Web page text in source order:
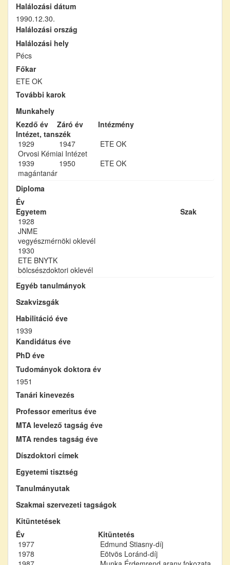
Halálozási dátum
1990.12.30.
Halálozási ország
Halálozási hely
Pécs
Főkar
ETE OK
További karok
Munkahely
Kezdő év
Záró év
Intézmény
Intézet, tanszék
1929
1947
ETE OK
Orvosi Kémiai Intézet
1939
1950
ETE OK
magántanár
Diploma
Év
Egyetem
Szak
1928
JNME
vegyészmérnöki oklevél
1930
ETE BNYTK
bölcsészdoktori oklevél
Egyéb tanulmányok
Szakvizsgák
Habilitáció éve
1939
Kandidátus éve
PhD éve
Tudományok doktora év
1951
Tanári kinevezés
Professor emeritus éve
MTA levelező tagság éve
MTA rendes tagság éve
Díszdoktori címek
Egyetemi tisztség
Tanulmányutak
Szakmai szervezeti tagságok
Kitüntetések
Év
Kitüntetés
1977
Edmund Stiasny-díj
1978
Eötvös Loránd-díj